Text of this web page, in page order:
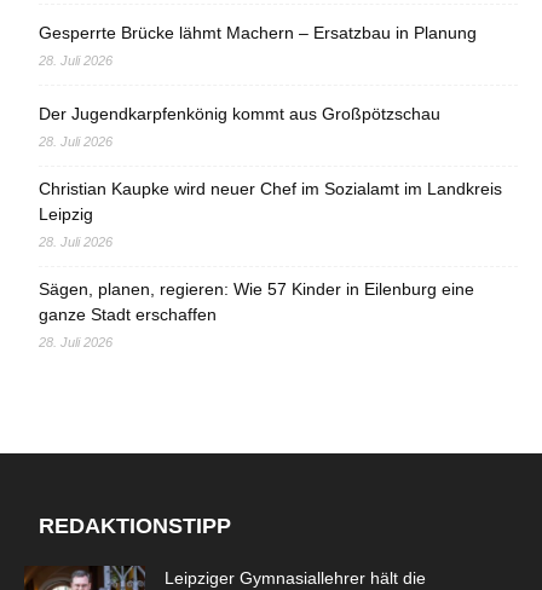
Gesperrte Brücke lähmt Machern – Ersatzbau in Planung
28. Juli 2026
Der Jugendkarpfenkönig kommt aus Großpötzschau
28. Juli 2026
Christian Kaupke wird neuer Chef im Sozialamt im Landkreis
Leipzig
28. Juli 2026
Sägen, planen, regieren: Wie 57 Kinder in Eilenburg eine
ganze Stadt erschaffen
28. Juli 2026
REDAKTIONSTIPP
Leipziger Gymnasiallehrer hält die